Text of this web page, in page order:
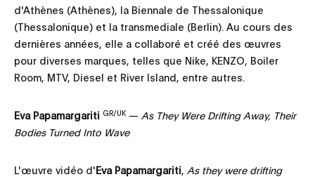
d'Athènes (Athènes), la Biennale de Thessalonique
(Thessalonique) et la transmediale (Berlin). Au cours des
dernières années, elle a collaboré et créé des œuvres
pour diverses marques, telles que Nike, KENZO, Boiler
Room, MTV, Diesel et River Island, entre autres.
Eva Papamargariti GR/UK— As They Were Drifting Away, Their
Bodies Turned Into Wave
L'œuvre vidéo d'Eva Papamargariti As they were drifting